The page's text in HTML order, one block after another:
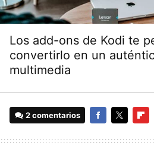
Los add-ons de Kodi te
convertirlo en un
multimedia
2 comentarios